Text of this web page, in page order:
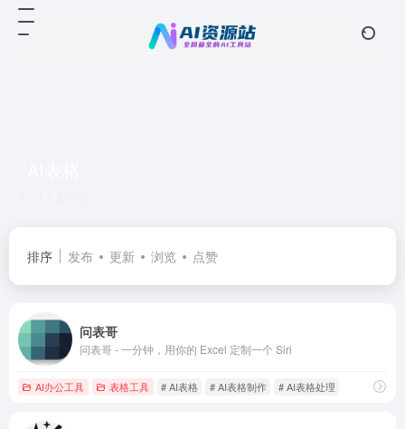
排序 发布 更新 浏览 点赞
问表哥
问表哥 - 一分钟，用你的 Excel 定制一个 Siri
AI办公工具 表格工具 # AI表格 # AI表格制作 # AI表格处理